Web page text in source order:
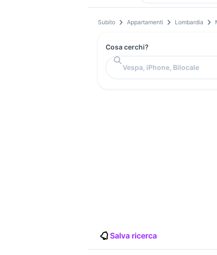
Subito Appartamenti Lombardia
Cosa cerchi?
Salva ricerca